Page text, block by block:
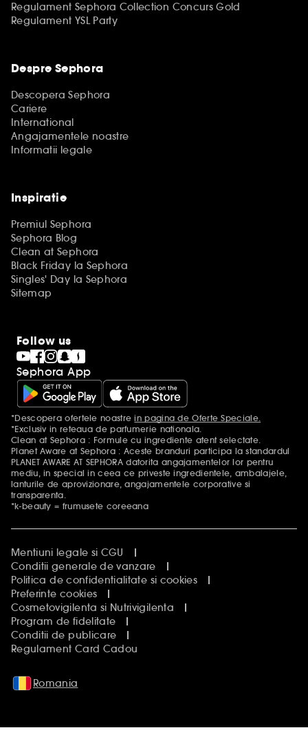
Regulament Sephora Collection Concurs Gold
Regulament YSL Party
Despre Sephora
Descopera Sephora
Cariere
International
Angajamentele noastre
Informatii legale
Inspiratie
Premiul Sephora
Sephora Blog
Clean at Sephora
Black Friday la Sephora
Singles' Day la Sephora
Sitemap
Follow us
Sephora App
Mentiuni aditionale
*Descopera ofertele noastrein pagina de Oferte Speciale.
*Exclusiv in reteaua de parfumerie nationala.
Clean at Sephora : Formule cu ingrediente atent selectate.
Planet Aware at Sephora : Aceste branduri participa la standardul
PLANET AWARE AT SEPHORA datorita angajamentelor lor pentru
mediu, in special in ceea ce priveste ingredientele, ambalajele,
lanturile de aprovizionare, angajamentele corporative si
transparenta.
*k-beauty = frumusete coreeana
Mentiuni legale si CGU
Conditii generale de vanzare
Politica de confidentialitate si cookies
Preferinte cookies
Cosmetovigilenta si Nutrivigilenta
Program de fidelitate
Conditii de publicare
Regulament Card Cadou
Romania